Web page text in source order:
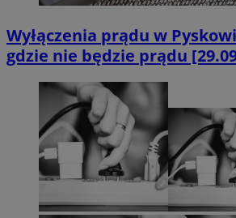
Wyłączenia prądu w
gdzie nie będzie prądu